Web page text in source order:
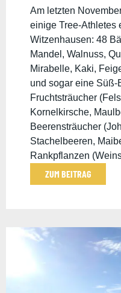
28.-
Am letzten
einige Tree-Athletes
Witzenhausen: 48
Mandel, Walnuss,
Mirabelle, Kaki,
und sogar eine
Fruchtsträucher
Kornelkirsche,
Beerensträucher
Stachelbeeren,
Rankpflanzen
ZUM BEITRAG